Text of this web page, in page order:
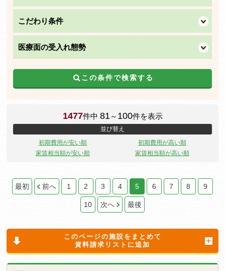
こだわり条件
医療面の受入れ態勢
この条件で検索する
1477件中 81 ～ 100件を表示
並び替え
初期費用が安い順
初期費用が高い順
家賃相当額が安い順
家賃相当額が高い順
最初 前へ 1 2 3 4 5 6 7 8 9
10 次へ 最後
このページの施設をまとめて
資料請求リストに追加